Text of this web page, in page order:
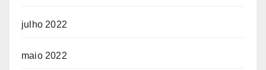
julho 2022
maio 2022